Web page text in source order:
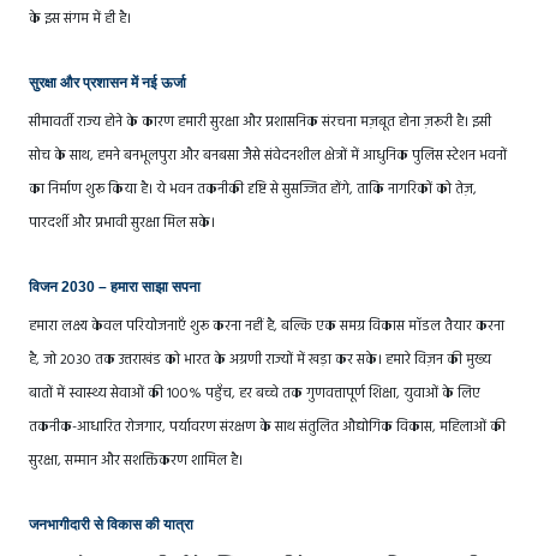
के इस संगम में ही है।
सुरक्षा और प्रशासन में नई ऊर्जा
सीमावर्ती राज्य होने के कारण हमारी सुरक्षा और प्रशासनिक संरचना मज़बूत होना ज़रूरी है। इसी
सोच के साथ, हमने बनभूलपुरा और बनबसा जैसे संवेदनशील क्षेत्रों में आधुनिक पुलिस स्टेशन भवनों
का निर्माण शुरू किया है। ये भवन तकनीकी दृष्टि से सुसज्जित होंगे, ताकि नागरिकों को तेज़,
पारदर्शी और प्रभावी सुरक्षा मिल सके।
विजन 2030 – हमारा साझा सपना
हमारा लक्ष्य केवल परियोजनाएँ शुरू करना नहीं है, बल्कि एक समग्र विकास मॉडल तैयार करना
है, जो 2030 तक उत्तराखंड को भारत के अग्रणी राज्यों में खड़ा कर सके। हमारे विज़न की मुख्य
बातों में स्वास्थ्य सेवाओं की 100% पहुँच, हर बच्चे तक गुणवत्तापूर्ण शिक्षा, युवाओं के लिए
तकनीक-आधारित रोजगार, पर्यावरण संरक्षण के साथ संतुलित औद्योगिक विकास, महिलाओं की
सुरक्षा, सम्मान और सशक्तिकरण शामिल है।
जनभागीदारी से विकास की यात्रा